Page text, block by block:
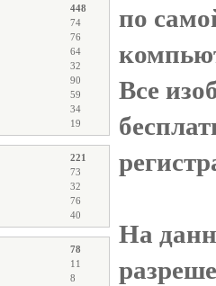
448
74
76
64
32
90
59
34
19
221
73
32
76
40
78
11
8
по
Все
На